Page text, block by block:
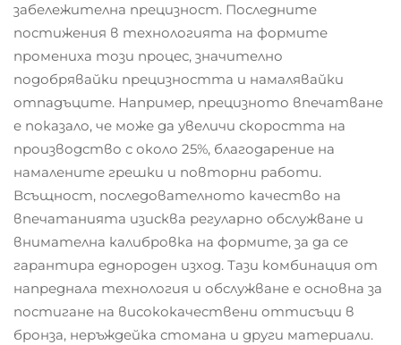
забележителна прецизност. Последните
постижения в технологията на формите
промениха този процес, значително
подобрявайки прецизността и намалявайки
отпадъците. Например, прецизното впечатване
е показало, че може да увеличи скоростта на
производство с около 25%, благодарение на
намалените грешки и повторни работи.
Всъщност, последователното качество на
впечатанията изисква регуларно обслужване и
внимателна калибровка на формите, за да се
гарантира еднороден изход. Тази комбинация от
напреднала технология и обслужване е основна за
постигане на висококачествени оттисъци в
бронза, неръждейка стомана и други материали.